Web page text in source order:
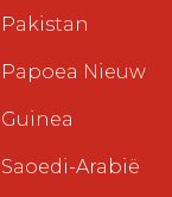
Pakistan
Papoea Nieuw
Guinea
Saoedi-Arabië